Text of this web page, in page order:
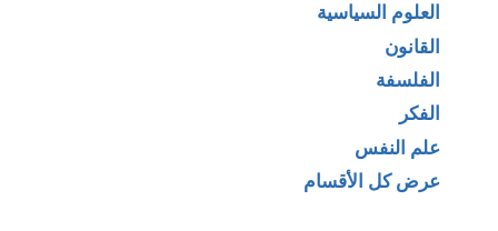
العلوم السياسية
القانون
الفلسفة
الفكر
علم النفس
عرض كل الأقسام